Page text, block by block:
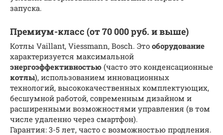
запуска.
Премиум-класс (от 70 000 руб. и выше)
Котлы Vaillant, Viessmann, Bosch. Это оборудование
характеризуется максимальной
энергоэффективностью (часто это конденсационные
котлы), использованием инновационных
технологий, высококачественных комплектующих,
бесшумной работой, современным дизайном и
расширенными возможностями управления (в том
числе удаленно через смартфон).
Гарантия: 3-5 лет, часто с возможностью продления.